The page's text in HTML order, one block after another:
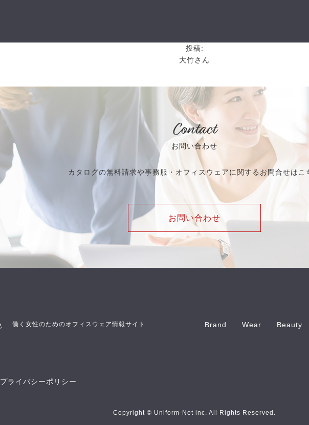
投稿:
大竹さん
Contact
お問い合わせ
カタログの無料請求や事務服・オフィスウェアに関するお問合せはこ
お問い合わせ
働く女性のためのオフィスウェア情報サイト Brand Wear Beauty
プライバシーポリシー
Copyright © Uniform-Net inc. All Rights Reserved.